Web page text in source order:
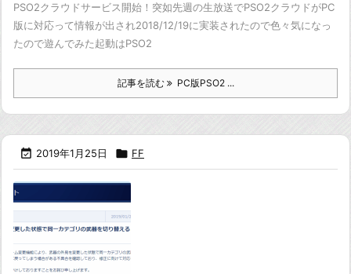
PSO2クラウドサービス開始！ 突如先週の生放送でPSO2クラウドがPC
版に対応って情報が出され2018/12/19に実装されたので色々気になっ
たので遊んでみた起動はPSO2
記事を読む PC版PSO2 ...
 2019年1月25日  FF